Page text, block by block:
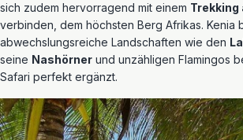
sich zudem hervorragend mit einem Trekking
verbinden, dem höchsten Berg Afrikas. Kenia
abwechslungsreiche Landschaften wie den
seine Nashörner und unzähligen Flamingos
Safari perfekt ergänzt.